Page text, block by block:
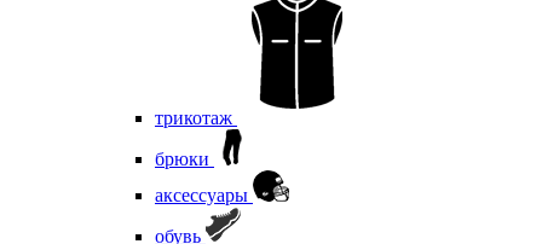
трикотаж
брюки
аксессуары
обувь